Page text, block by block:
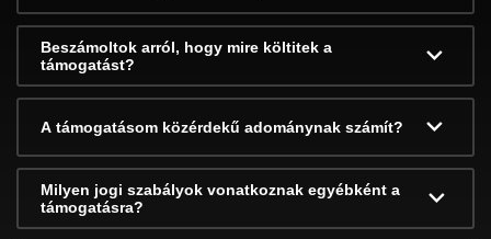
Beszámoltok arról, hogy mire költitek a
támogatást?
A támogatásom közérdekű adománynak számít?
Milyen jogi szabályok vonatkoznak egyébként a
támogatásra?